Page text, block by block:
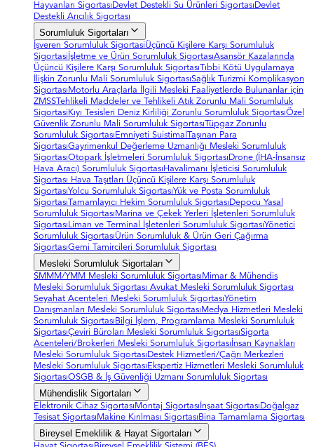
Hayvanları Sigortası Devlet Destekli Su Ürünleri Sigortası Devlet
Destekli Arıcılık Sigortası
Sorumluluk Sigortaları
İşveren Sorumluluk SigortasiÜçüncü Kişilere Karşı Sorumluluk
Sigortasi İşletme ve Ürün Sorumluluk SigortasıAsansör Kazalarında
Üçüncü Kişilere Karşı Sorumluluk Sigortası Tıbbi Kötü Uygulamaya
İlişkin Zorunlu Mali Sorumluluk SigortasıSağlık Turizmi Komplikasyon
Sigortası Motorlu Araçlarla İlgili Mesleki Faaliyetlerde Bulunanlar için
ZMSS Tehlikeli Maddeler ve Tehlikeli Atık Zorunlu Mali Sorumluluk
Sigortasi Kıyı Tesisleri Deniz Kirliliği Zorunlu Sorumluluk SigortasıÖzel
Güvenlik Zorunlu Mali Sorumluluk Sigortası Tüpgaz Zorunlu
Sorumluluk Sigortası Emniyeti Suistimal
Taşınan Para
SigortasıGayrimenkul Değerleme Uzmanlığı Mesleki Sorumluluk
SigortasıOtopark İşletmeleri Sorumluluk Sigortası Drone (İHA-İnsansız
Hava Aracı) Sorumluluk Sigortası Havalimanı İşleticisi Sorumluluk
Sigortası Hava Taşıtları Üçüncü Kişilere Karşı Sorumluluk
SigortasıYolcu Sorumluluk SigortasıYük ve Posta Sorumluluk
Sigortası Tamamlayıcı Hekim Sorumluluk Sigortası Depocu Yasal
Sorumluluk Sigortası Marina ve Çekek Yerleri İşletenleri Sorumluluk
Sigortası Liman ve Terminal İşletenleri Sorumluluk SigortasıYönetici
Sorumluluk SigortasıÜrün Sorumluluk & Ürün Geri Çağırma
SigortasıGemi Tamircileri Sorumluluk Sigortası
Mesleki Sorumluluk Sigortaları
SMMM/YMM Mesleki Sorumluluk Sigortası Mimar & Mühendis
Mesleki Sorumluluk Sigortası Avukat Mesleki Sorumluluk Sigortası
Seyahat Acenteleri Mesleki Sorumluluk SigortasıYönetim
Danışmanları Mesleki Sorumluluk Sigortası Medya Hizmetleri Mesleki
Sorumluluk Sigortası Bilgi İşlem, Programlama Mesleki Sorumluluk
SigortasıÇeviri Büroları Mesleki Sorumluluk SigortasıSigorta
Acenteleri/Brokerleri Mesleki Sorumluluk Sigortası İnsan Kaynakları
Mesleki Sorumluluk Sigortası Destek Hizmetleri/Çağrı Merkezleri
Mesleki Sorumluluk Sigortası Ekspertiz Hizmetleri Mesleki Sorumluluk
SigortasıOSGB & İş Güvenliği Uzmanı Sorumluluk Sigortası
Mühendislik Sigortaları
Elektronik Cihaz Sigortası Montaj Sigortası İnşaat Sigortası Doğalgaz
Tesisat Sigortası Makine Kırılması Sigortası Bina Tamamlama Sigortası
Bireysel Emeklilik & Hayat Sigortaları